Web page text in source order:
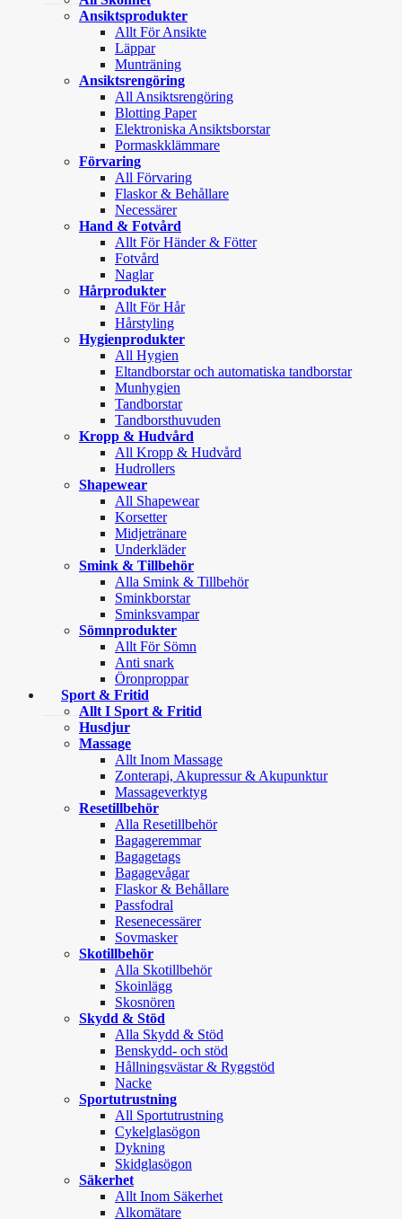
Ansiktsprodukter
Allt För Ansikte
Läppar
Munträning
Ansiktsrengöring
All Ansiktsrengöring
Blotting Paper
Elektroniska Ansiktsborstar
Pormaskklämmare
Förvaring
All Förvaring
Flaskor & Behållare
Necessärer
Hand & Fotvård
Allt För Händer & Fötter
Fotvård
Naglar
Hårprodukter
Allt För Hår
Hårstyling
Hygienprodukter
All Hygien
Eltandborstar och automatiska tandborstar
Munhygien
Tandborstar
Tandborsthuvuden
Kropp & Hudvård
All Kropp & Hudvård
Hudrollers
Shapewear
All Shapewear
Korsetter
Midjetränare
Underkläder
Smink & Tillbehör
Alla Smink & Tillbehör
Sminkborstar
Sminksvampar
Sömnprodukter
Allt För Sömn
Anti snark
Öronproppar
Sport & Fritid
Allt I Sport & Fritid
Husdjur
Massage
Allt Inom Massage
Zonterapi, Akupressur & Akupunktur
Massageverktyg
Resetillbehör
Alla Resetillbehör
Bagageremmar
Bagagetags
Bagagevågar
Flaskor & Behållare
Passfodral
Resenecessärer
Sovmasker
Skotillbehör
Alla Skotillbehör
Skoinlägg
Skosnören
Skydd & Stöd
Alla Skydd & Stöd
Benskydd- och stöd
Hållningsvästar & Ryggstöd
Nacke
Sportutrustning
All Sportutrustning
Cykelglasögon
Dykning
Skidglasögon
Säkerhet
Allt Inom Säkerhet
Alkomätare